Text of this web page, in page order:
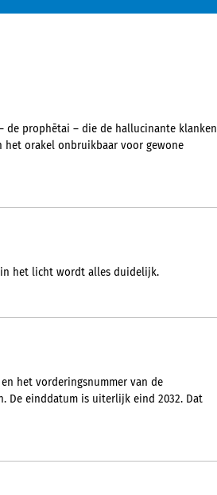
de prophētai – die de hallucinante klanken
het orakel onbruikbaar voor gewone
in het licht wordt alles duidelijk.
het vorderingsnummer van de
De einddatum is uiterlijk eind 2032. Dat